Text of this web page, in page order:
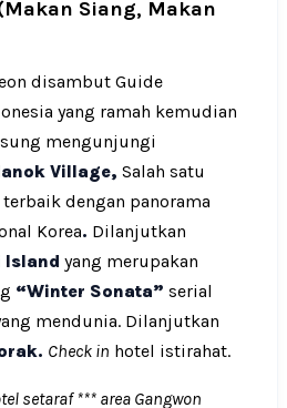
(Makan Siang, Makan
disambut Guide
yang ramah kemudian
mengunjungi
Village, Salah satu
dengan panorama
Korea. Dilanjutkan
Island yang merupakan
“Winter Sonata” serial
mendunia. Dilanjutkan
Check in hotel istirahat.
setaraf *** area Gangwon